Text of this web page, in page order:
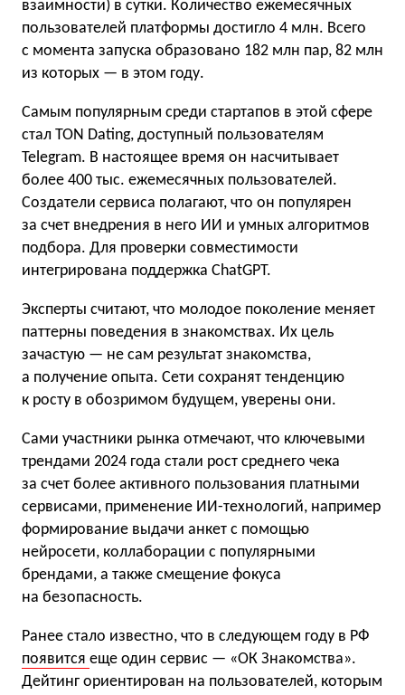
взаимности) в сутки. Количество ежемесячных
пользователей платформы достигло 4 млн. Всего
с момента запуска образовано 182 млн пар, 82 млн
из которых — в этом году.
Самым популярным среди стартапов в этой сфере
стал TON Dating, доступный пользователям
Telegram. В настоящее время он насчитывает
более 400 тыс. ежемесячных пользователей.
Создатели сервиса полагают, что он популярен
за счет внедрения в него ИИ и умных алгоритмов
подбора. Для проверки совместимости
интегрирована поддержка ChatGPT.
Эксперты считают, что молодое поколение меняет
паттерны поведения в знакомствах. Их цель
зачастую — не сам результат знакомства,
а получение опыта. Сети сохранят тенденцию
к росту в обозримом будущем, уверены они.
Сами участники рынка отмечают, что ключевыми
трендами 2024 года стали рост среднего чека
за счет более активного пользования платными
сервисами, применение ИИ-технологий, например
формирование выдачи анкет с помощью
нейросети, коллаборации с популярными
брендами, а также смещение фокуса
на безопасность.
Ранее стало известно, что в следующем году в РФ
появится еще один сервис — «ОК Знакомства».
Дейтинг ориентирован на пользователей, которым